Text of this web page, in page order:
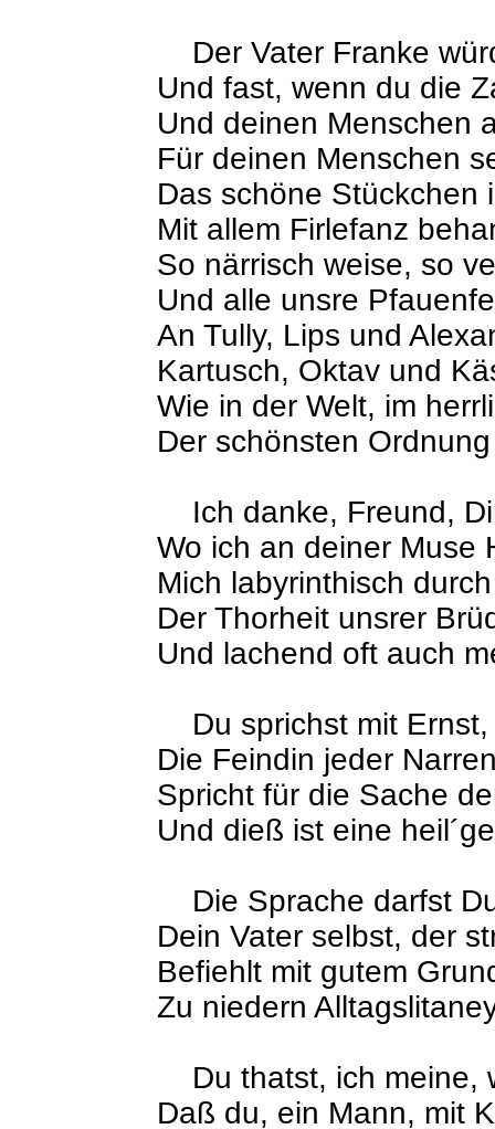
Der Vater Franke
Und fast, wenn du die
Und deinen Menschen
Für deinen Menschen
Das schöne Stückchen
Mit allem Firlefanz
So närrisch weise, so
Und alle unsre
An Tully, Lips und
Kartusch, Oktav und
Wie in der Welt, im
Der schönsten
Ich danke, Freund,
Wo ich an deiner Muse
Mich labyrinthisch
Der Thorheit unsrer
Und lachend oft auch
Du sprichst mit Ernst,
Die Feindin jeder
Spricht für die Sache
Und dieß ist eine
Die Sprache darfst
Dein Vater selbst, der
Befiehlt mit gutem
Zu niedern
Du thatst, ich meine,
Daß du, ein Mann, mit